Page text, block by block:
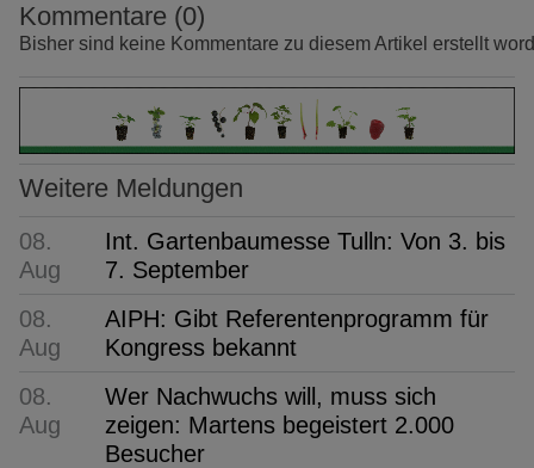
Kommentare (0)
Bisher sind keine Kommentare zu diesem Artikel erstellt
Weitere Meldungen
08.
Aug
Int. Gartenbaumesse Tulln: Von 3. bis
7. September
08.
Aug
AIPH: Gibt Referentenprogramm für
Kongress bekannt
08.
Aug
Wer Nachwuchs will, muss sich
zeigen: Martens begeistert 2.000
Besucher